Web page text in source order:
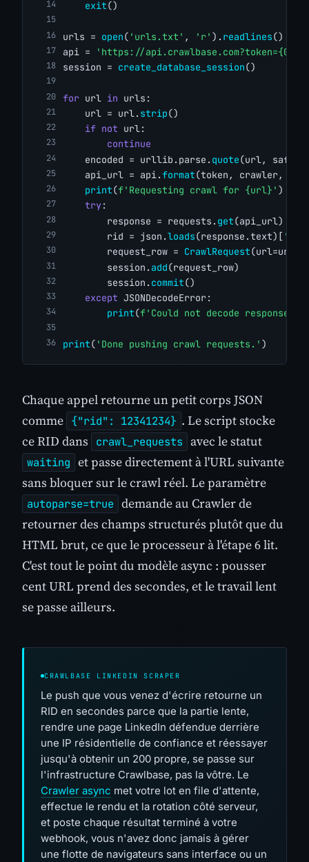
exit()
urls = open( 'urls.txt' , 'r' ). readlines()
api =
'https://
session = create_database_session()
for url in urls:
    url = url.
strip()
if not url:
continue
    encoded = urllib.parse.
quote(url, safe=
    api_url = api.
format(token, crawler,
print(f'Requesting crawl for {url}' )
try:
        response = requests.
get(api_url)
        rid = json.
loads(response.text)[
        request_row =
CrawlRequest(url=url,
        session.
add(request_row)
        session.
commit()
except JSONDecodeError:
print(f'Could not decode response
print( 'Done pushing crawl requests.' )
Chaque appel retourne un petit corps JSON
comme {"rid": 12341234} . Le script stocke
ce RID dans
crawl_requests avec le statut
waiting et passe directement à l'URL suivante
sans bloquer sur le crawl réel. Le paramètre
autoparse=true demande au Crawler de
retourner des champs structurés plutôt que du
HTML brut, ce que le processeur à l'étape 6 lit.
C'est tout le point du modèle async : pousser
cent URL prend des secondes, et le travail lent
se passe ailleurs.
CRAWLBASE LINKEDIN SCRAPER
Le push que vous venez d'écrire retourne un
RID en secondes parce que la partie lente,
rendre une page LinkedIn défendue derrière
une IP résidentielle de confiance et réessayer
jusqu'à obtenir un 200 propre, se passe sur
l'infrastructure Crawlbase, pas la vôtre. Le
Crawler async met votre lot en file d'attente,
effectue le rendu et la rotation côté serveur,
et poste chaque résultat terminé à votre
webhook, vous n'avez donc jamais à gérer
une flotte de navigateurs sans interface ou un